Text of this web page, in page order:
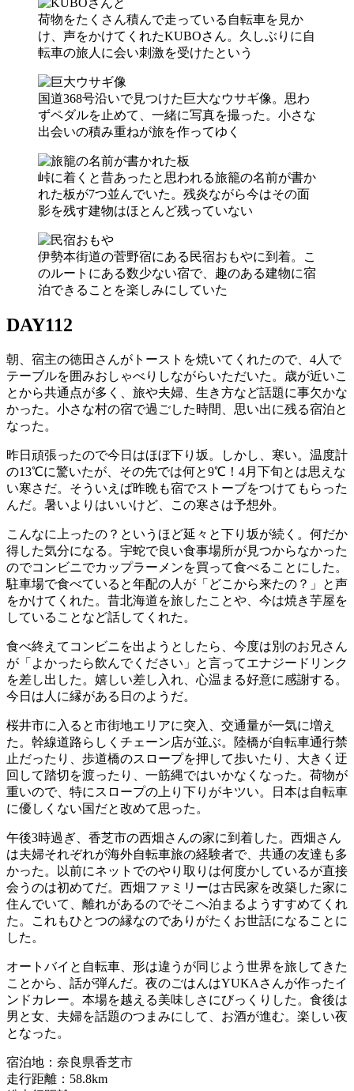
荷物をたくさん積んで走っている自転車を見か
け、声をかけてくれたKUBOさん。久しぶりに自
転車の旅人に会い刺激を受けたという
国道368号沿いで見つけた巨大なウサギ像。思わ
ずペダルを止めて、一緒に写真を撮った。小さな
出会いの積み重ねが旅を作ってゆく
峠に着くと昔あったと思われる旅籠の名前が書か
れた板が7つ並んでいた。残炎ながら今はその面
影を残す建物はほとんど残っていない
伊勢本街道の菅野宿にある民宿おもやに到着。こ
のルートにある数少ない宿で、趣のある建物に宿
泊できることを楽しみにしていた
DAY112
朝、宿主の徳田さんがトーストを焼いてくれたので、4人で
テーブルを囲みおしゃべりしながらいただいた。歳が近いこ
とから共通点が多く、旅や夫婦、生き方など話題に事欠かな
かった。小さな村の宿で過ごした時間、思い出に残る宿泊と
なった。
昨日頑張ったので今日はほぼ下り坂。しかし、寒い。温度計
の13℃に驚いたが、その先では何と9℃！4月下旬とは思えな
い寒さだ。そういえば昨晩も宿でストーブをつけてもらった
んだ。暑いよりはいいけど、この寒さは予想外。
こんなに上ったの？というほど延々と下り坂が続く。何だか
得した気分になる。宇蛇で良い食事場所が見つからなかった
のでコンビニでカップラーメンを買って食べることにした。
駐車場で食べていると年配の人が「どこから来たの？」と声
をかけてくれた。昔北海道を旅したことや、今は焼き芋屋を
していることなど話してくれた。
食べ終えてコンビニを出ようとしたら、今度は別のお兄さん
が「よかったら飲んでください」と言ってエナジードリンク
を差し出した。嬉しい差し入れ、心温まる好意に感謝する。
今日は人に縁がある日のようだ。
桜井市に入ると市街地エリアに突入、交通量が一気に増え
た。幹線道路らしくチェーン店が並ぶ。陸橋が自転車通行禁
止だったり、歩道橋のスロープを押して歩いたり、大きく迂
回して踏切を渡ったり、一筋縄ではいかなくなった。荷物が
重いので、特にスロープの上り下りがキツい。日本は自転車
に優しくない国だと改めて思った。
午後3時過ぎ、香芝市の西畑さんの家に到着した。西畑さん
は夫婦それぞれが海外自転車旅の経験者で、共通の友達も多
かった。以前にネットでのやり取りは何度かしているが直接
会うのは初めてだ。西畑ファミリーは古民家を改築した家に
住んでいて、離れがあるのでそこへ泊まるようすすめてくれ
た。これもひとつの縁なのでありがたくお世話になることに
した。
オートバイと自転車、形は違うが同じよう世界を旅してきた
ことから、話が弾んだ。夜のごはんはYUKAさんが作ったイ
ンドカレー。本場を越える美味しさにびっくりした。食後は
男と女、夫婦を話題のつまみにして、お酒が進む。楽しい夜
となった。
宿泊地：奈良県香芝市
走行距離：58.8km